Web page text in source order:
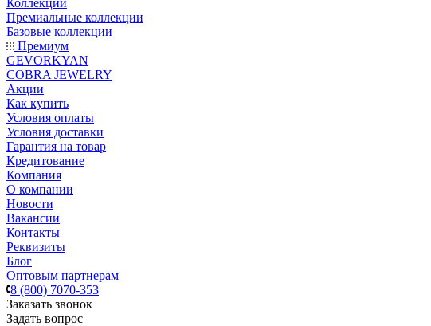
Коллекции
Премиальные коллекции
Базовые коллекции
Премиум
GEVORKYAN
COBRA JEWELRY
Акции
Как купить
Условия оплаты
Условия доставки
Гарантия на товар
Кредитование
Компания
О компании
Новости
Вакансии
Контакты
Реквизиты
Блог
Оптовым партнерам
8 (800) 7070-353
Заказать звонок
Задать вопрос